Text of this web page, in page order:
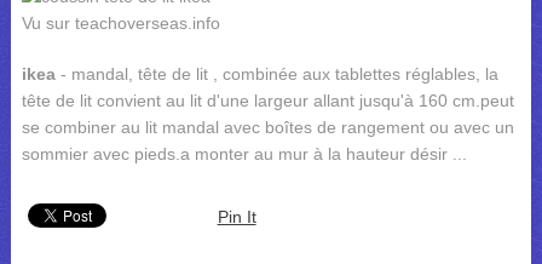
Vu sur teachoverseas.info
ikea- mandal, tête de lit , combinée aux tablettes réglables, la
tête de lit convient au lit d'une largeur allant jusqu'à 160 cm.peut
se combiner au lit mandal avec boîtes de rangement ou avec un
sommier avec pieds.a monter au mur à la hauteur désir ...
Pin It